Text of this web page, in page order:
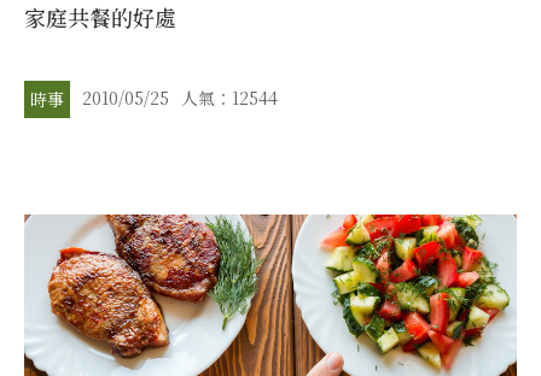
家庭共餐的好處
時事 2010/05/25 人氣：12544